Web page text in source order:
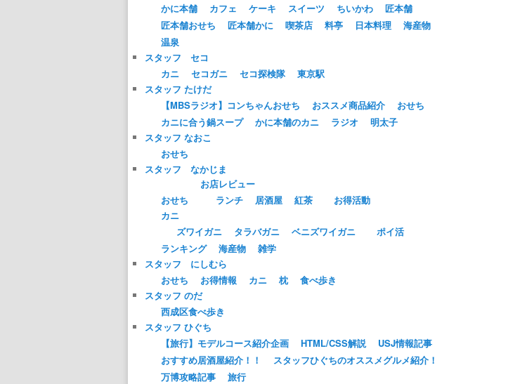
かに本舗
カフェ ケーキ スイーツ ちいかわ
匠本舗
匠本舗おせち
匠本舗かに 喫茶店 料亭 日本料理
海産物
温泉
スタッフ セコ
カニ
セコガニ セコ探検隊
東京駅
スタッフ たけだ
【MBSラジオ】コンちゃんおせち
おススメ商品紹介
おせち
カニに合う鍋スープ
かに本舗のカニ ラジオ
明太子
スタッフ なおこ
おせち
スタッフ なかじま
おせち
お店レビュー
ランチ
居酒屋 紅茶
お得活動
カニ
ズワイガニ
タラバガニ ベニズワイガニ
ポイ活
ランキング
海産物
雑学
スタッフ にしむら
おせち
お得情報 カニ 枕
食べ歩き
スタッフ のだ
西成区食べ歩き
スタッフ ひぐち
【旅行】モデルコース紹介企画
HTML/CSS解説
USJ情報記事
おすすめ居酒屋紹介！！
スタッフひぐちのオススメグルメ紹介！
万博攻略記事
旅行